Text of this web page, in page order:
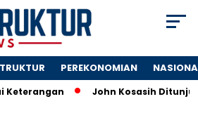
PEREKONOMIAN
John Kosasih Ditunjuk